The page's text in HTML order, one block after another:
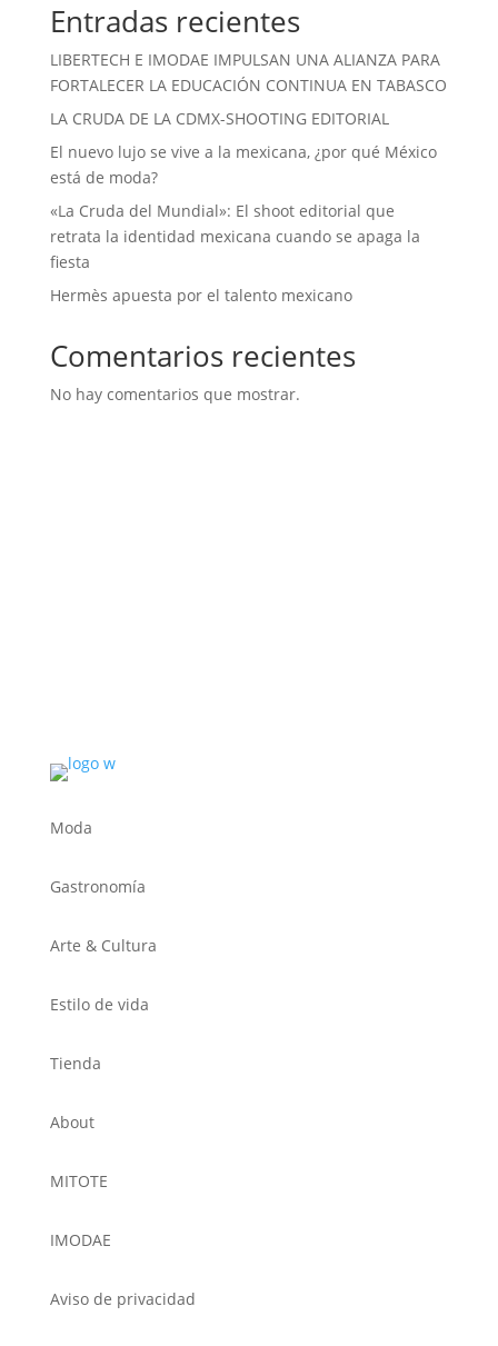
Entradas recientes
LIBERTECH E IMODAE IMPULSAN UNA ALIANZA PARA
FORTALECER LA EDUCACIÓN CONTINUA EN TABASCO
LA CRUDA DE LA CDMX-SHOOTING EDITORIAL
El nuevo lujo se vive a la mexicana, ¿por qué México
está de moda?
«La Cruda del Mundial»: El shoot editorial que
retrata la identidad mexicana cuando se apaga la
fiesta
Hermès apuesta por el talento mexicano
Comentarios recientes
No hay comentarios que mostrar.
Moda
Gastronomía
Arte & Cultura
Estilo de vida
Tienda
About
MITOTE
IMODAE
Aviso de privacidad